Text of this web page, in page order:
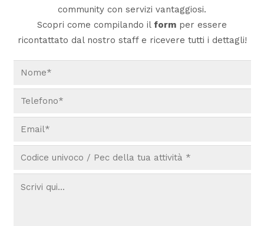
community con servizi vantaggiosi.
Scopri come compilando il form per essere
ricontattato dal nostro staff e ricevere tutti i dettagli!